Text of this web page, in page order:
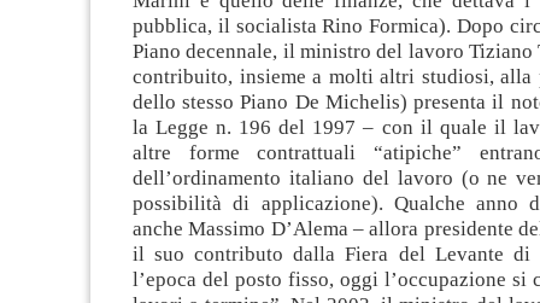
pubblica, il socialista Rino Formica). Dopo
Piano decennale, il ministro del lavoro Tiziano
contribuito, insieme a molti altri studiosi, alla
dello stesso Piano De Michelis) presenta il
la Legge n. 196 del 1997 – con il quale il
altre forme contrattuali “atipiche”
dell’ordinamento italiano del lavoro (o ne
possibilità di applicazione). Qualche anno
anche Massimo D’Alema – allora presidente
il suo contributo dalla Fiera del Levante di
l’epoca del posto fisso, oggi l’occupazione si